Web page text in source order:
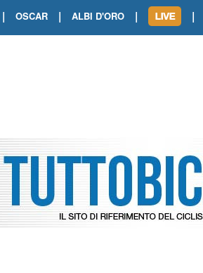
| OSCAR | ALBI D'ORO |
TOUR DE
TOUR DE
|